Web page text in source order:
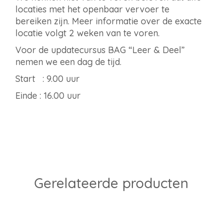
locaties met het openbaar vervoer te
bereiken zijn. Meer informatie over de exacte
locatie volgt 2 weken van te voren.
Voor de updatecursus BAG “Leer & Deel”
nemen we een dag de tijd.
Start : 9.00 uur
Einde : 16.00 uur
Gerelateerde producten